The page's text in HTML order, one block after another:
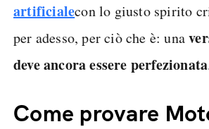
artificialecon lo giusto spirito
per adesso, per ciò che è: una
deve ancora essere perfezionata
Come provare